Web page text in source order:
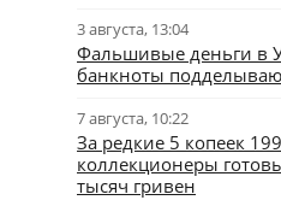
3 августа, 13:04
Фальшивые деньги в
банкноты
7 августа, 10:22
За редкие 5 копеек
коллекционеры
тысяч гривен